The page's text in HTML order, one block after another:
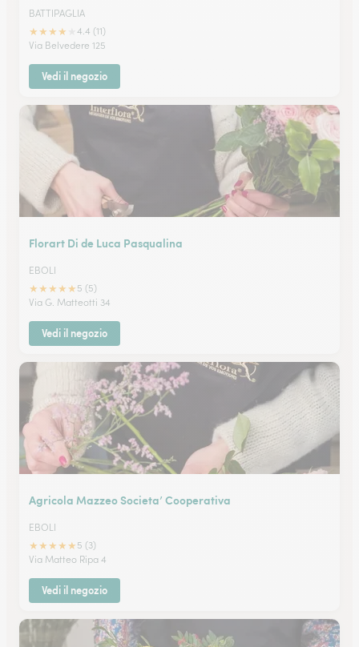
BATTIPAGLIA
★★★★
4.4 (11)
Via Belvedere 125
Vedi il negozio
Florart Di de Luca Pasqualina
EBOLI
★★★★★ 5 (5)
Via G. Matteotti 34
Vedi il negozio
Agricola Mazzeo Societa’ Cooperativa
EBOLI
★★★★★ 5 (3)
Via Matteo Ripa 4
Vedi il negozio